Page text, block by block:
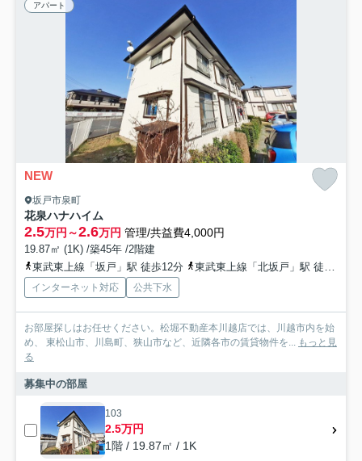
アパート
NEW
坂戸市泉町
花泉ハナハイム
2.5万円～2.6万円 管理/共益費4,000円
19.87㎡ (1K) /築45年 /2階建
東武東上線「坂戸」駅 徒歩12分
東武東上線「北坂戸」駅 徒歩18分
インターネット対応 公共下水
お部屋探しはお任せください。松堀不動産本川越店では、川越市内を始
め、 東松山市、川島町、狭山市など、近隣各市の賃貸物件を... もっと見
る
募集中の部屋
103
2.5万円
1階 / 19.87㎡ / 1K